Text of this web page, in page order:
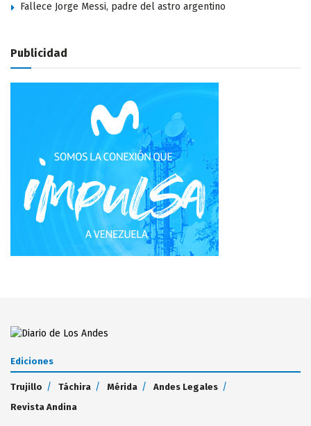
Fallece Jorge Messi, padre del astro argentino
Publicidad
Ediciones
Trujillo Táchira Mérida
Andes Legales
Revista Andina